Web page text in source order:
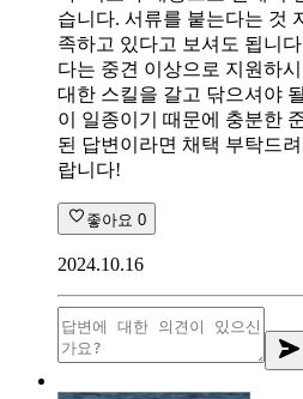
습니다. 서류를 붙는다는 것
족하고 있다고 보셔도 됩니
다는 중견 이상으로 지원하
대한 스킬을 갈고 닦으셔야
이 일종이기 때문에 충분한
된 답변이라면 채택 부탁드
랍니다!
좋아요 0
2024.10.16